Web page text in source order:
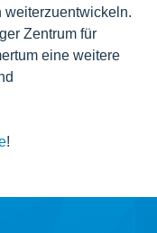
weiterzuentwickeln.
Zentrum für
eine weitere
!